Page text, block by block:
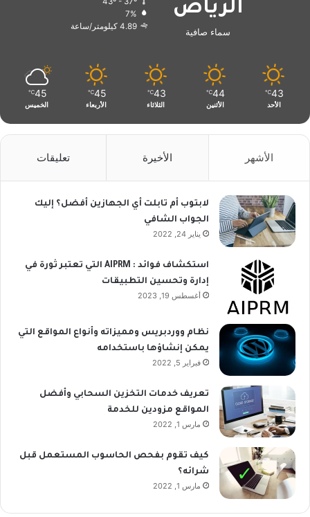
الرياض
سماء صافية
7%
4.89 كيلومتر/ساعة
43
℃
الأحد
44
℃
الأثنين
43
℃
الثلاثاء
45
℃
الأربعاء
45
℃
الخميس
الأشهر الأخيرة تعليقات
لابتوب أم تابلت أي الجهازين أفضل؟ إليك
الجواب الشافي
يناير 24, 2022
استكشاف فوائد : AIPRM التي تعتبر ثورة في
إدارة وتحسين التطبيقات
أغسطس 19, 2023
نظام ووردبريس ومميزاته وأنواع المواقع التي
يمكن إنشاؤها باستخدامه
فبراير 5, 2022
تعريف خدمات التخزين السحابي وأفضل
المواقع مزودين للخدمة
مارس 1, 2022
كيف تقوم بفحص الحاسوب المستعمل قبل
شرائه؟
مارس 1, 2022